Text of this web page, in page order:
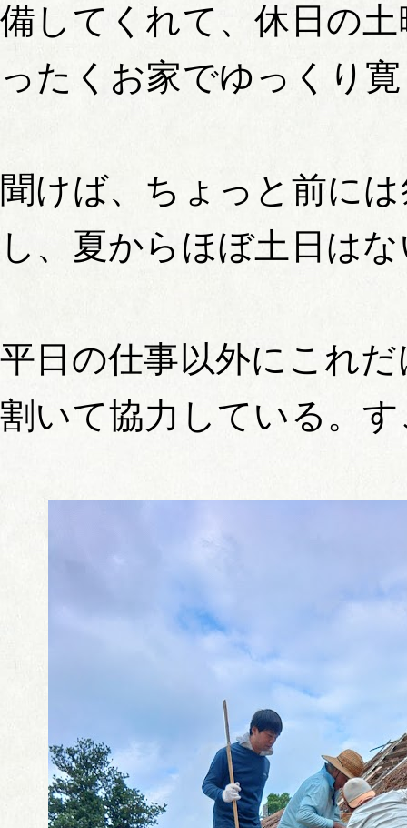
備してくれて、休日の
ったくお家でゆっくり
聞けば、ちょっと前に
し、夏からほぼ土日は
平日の仕事以外にこれ
割いて協力している。